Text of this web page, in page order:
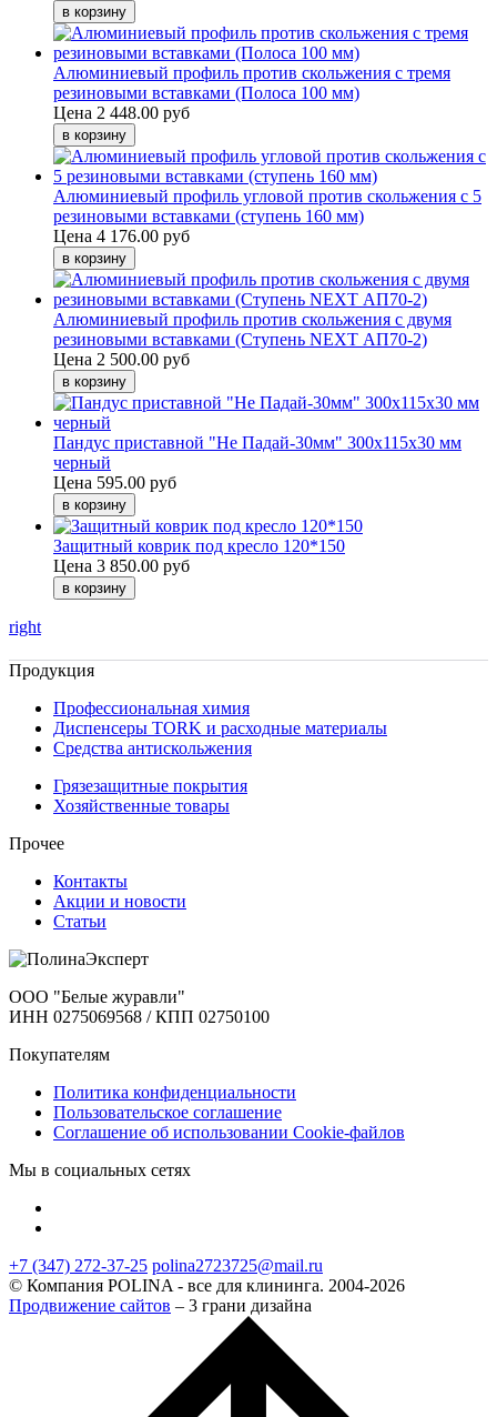
Алюминиевый профиль против скольжения с тремя
резиновыми вставками (Полоса 100 мм)
Цена 2 448.00 руб
Алюминиевый профиль угловой против скольжения с 5
резиновыми вставками (ступень 160 мм)
Цена 4 176.00 руб
Алюминиевый профиль против скольжения с двумя
резиновыми вставками (Ступень NEXT АП70-2)
Цена 2 500.00 руб
Пандус приставной "Не Падай-30мм" 300х115х30 мм
черный
Цена 595.00 руб
Защитный коврик под кресло 120*150
Цена 3 850.00 руб
right
Продукция
Профессиональная химия
Диспенсеры TORK и расходные материалы
Cредства антискольжения
Грязезащитные покрытия
Хозяйственные товары
Прочее
Контакты
Акции и новости
Статьи
ООО "Белые журавли"
ИНН 0275069568 / КПП 02750100
Покупателям
Политика конфиденциальности
Пользовательское соглашение
Соглашение об использовании Cookie-файлов
Мы в социальных сетях
+7 (347) 272-37-25 polina2723725@mail.ru
© Компания POLINA - все для клининга. 2004-2026
Продвижение сайтов – 3 грани дизайна